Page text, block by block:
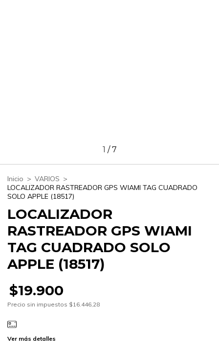
1 /7
Inicio > VARIOS >
LOCALIZADOR RASTREADOR GPS WIAMI TAG CUADRADO
SOLO APPLE (18517)
LOCALIZADOR
RASTREADOR GPS WIAMI
TAG CUADRADO SOLO
APPLE (18517)
$19.900
Precio sin impuestos $16.446,28
Ver más detalles